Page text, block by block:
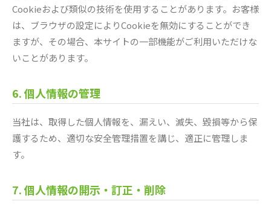
Cookieおよび類似の技術を使用することがあります。お客様
は、ブラウザの設定によりCookieを無効にすることができ
ますが、その場合、本サイトの一部機能がご利用いただけな
いことがあります。
6. 個人情報の管理
当社は、取得した個人情報を、漏えい、滅失、毀損等から保
護するため、適切な安全管理措置を講じ、適正に管理しま
す。
7. 個人情報の開示・訂正・削除